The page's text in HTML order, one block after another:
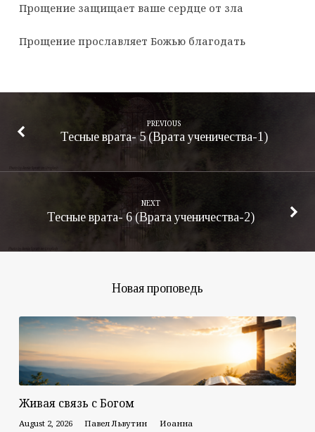
Прощение защищает ваше сердце от зла
Прощение прославляет Божью благодать
PREVIOUS
Тесные врата- 5 (Врата ученичества-1)
NEXT
Тесные врата- 6 (Врата ученичества-2)
Новая проповедь
Живая связь с Богом
August 2, 2026 Павел Львутин Иоанна